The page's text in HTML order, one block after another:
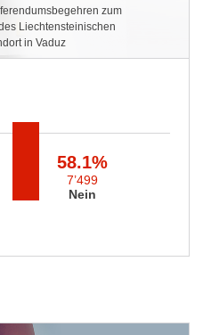
zum
Liechtensteinischen
in Vaduz
58.1%
7’499
Nein